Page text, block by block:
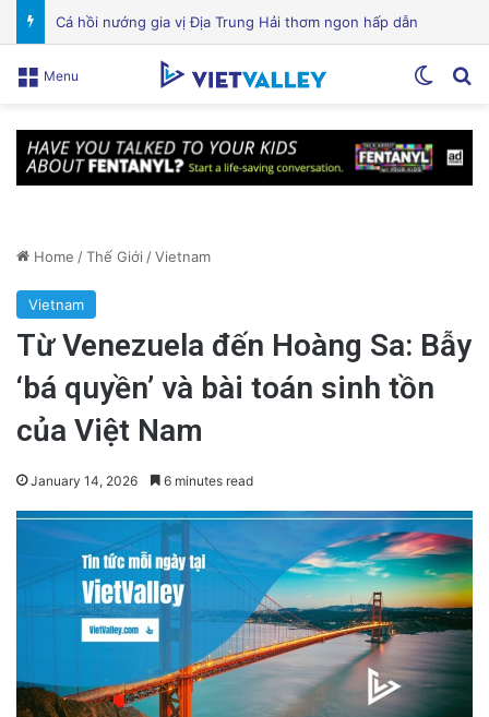
Menu
Home /Thế Giới /Vietnam
Vietnam
Từ Venezuela đến Hoàng Sa: Bẫy
‘bá quyền’ và bài toán sinh tồn
của Việt Nam
January 14, 2026 6 minutes read